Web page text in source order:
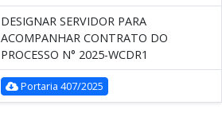
DESIGNAR SERVIDOR PARA
ACOMPANHAR CONTRATO DO
PROCESSO N° 2025-WCDR1
Portaria 407/2025